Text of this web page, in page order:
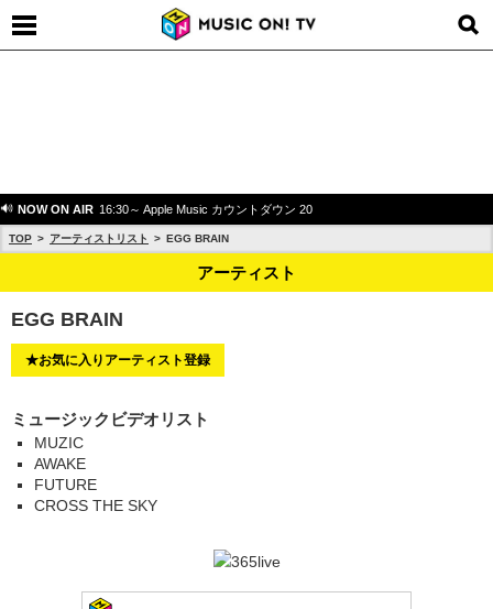
NOW ON AIR 16:30～ Apple Music カウントダウン 20
TOP アーティストリスト EGG BRAIN
アーティスト
EGG BRAIN
★お気に入りアーティスト登録
ミュージックビデオリスト
MUZIC
AWAKE
FUTURE
CROSS THE SKY